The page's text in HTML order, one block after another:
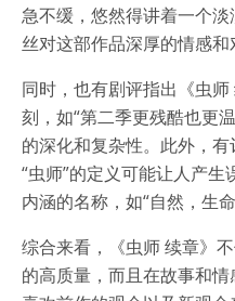
急不缓，悠然得讲着一个
丝对这部作品深厚的情感和
同时，也有剧评指出《虫
刻，如“第二季更残酷也更
的深化和复杂性。此外，
“虫师”的定义可能让人产
内涵的名称，如“自然，生
综合来看，《虫师 续章》
的高质量，而且在故事和